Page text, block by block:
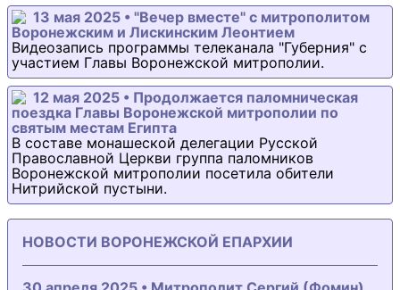
13 мая 2025 • "Вечер вместе" с митрополитом
Воронежским и Лискинским Леонтием
Видеозапись программы телеканала "Губерния" с
участием Главы Воронежской митрополии.
12 мая 2025 • Продолжается паломническая
поездка Главы Воронежской митрополии по
святым местам Египта
В составе монашеской делегации Русской
Православной Церкви группа паломников
Воронежской митрополии посетила обители
Нитрийской пустыни.
НОВОСТИ ВОРОНЕЖСКОЙ ЕПАРХИИ